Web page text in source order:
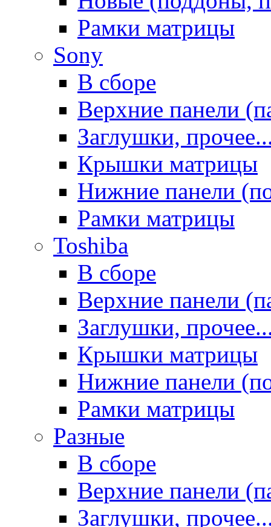
Рамки матрицы
Sony
В сборе
Верхние панели
Заглушки,
Крышки матрицы
Нижние панели
Рамки матрицы
Toshiba
В сборе
Верхние панели
Заглушки,
Крышки матрицы
Нижние панели
Рамки матрицы
Разные
В сборе
Верхние панели
Заглушки,